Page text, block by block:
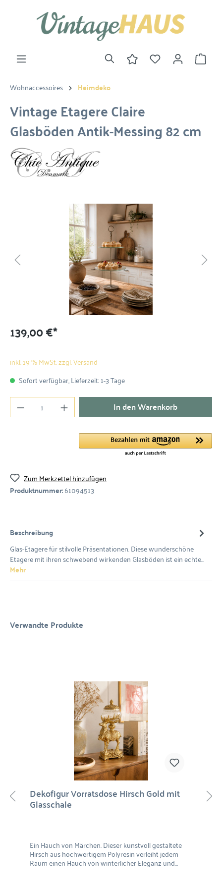
Wohnaccessoires Heimdeko
Vintage Etagere Claire
Glasböden Antik-Messing 82 cm
139,00 €*
inkl. 19 % MwSt. zzgl. Versand
Sofort verfügbar, Lieferzeit: 1-3 Tage
In den Warenkorb
Zum Merkzettel hinzufügen
Produktnummer:61094513
Beschreibung
Glas-Etagere für stilvolle Präsentationen. Diese wunderschöne
Etagere mit ihren schwebend wirkenden Glasböden ist ein echte…
Mehr
Verwandte Produkte
Dekofigur Vorratsdose Hirsch Gold mit
Glasschale
Ein Hauch von Märchen. Dieser kunstvoll gestaltete
Hirsch aus hochwertigem Polyresin verleiht jedem
Raum einen Hauch von winterlicher Eleganz und
festlicher Magie. In edlem Gold gehalten, erhebt sich